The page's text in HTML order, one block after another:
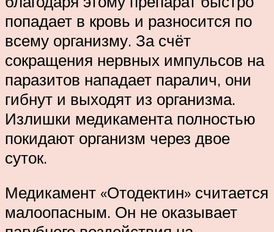
попадает в кровь и разносится по
всему организму. За счёт
сокращения нервных импульсов на
паразитов нападает паралич, они
гибнут и выходят из организма.
Излишки медикамента полностью
покидают организм через двое
суток.
Медикамент «Отодектин» считается
малоопасным. Он не оказывает